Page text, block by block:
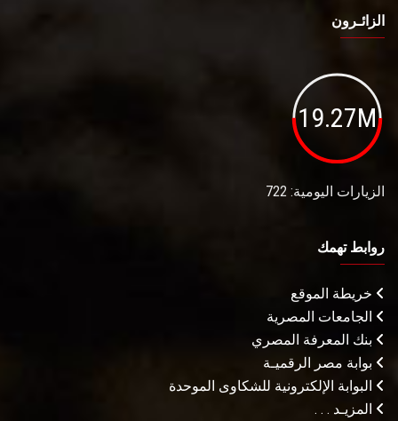
الزائـرون
19.27M
الزيارات اليومية: 722
روابط تهمك
خريطة الموقع
الجامعات المصرية
بنك المعرفة المصري
بوابة مصر الرقميـة
البوابة الإلكترونية للشكاوى الموحدة
المزيـد . . .